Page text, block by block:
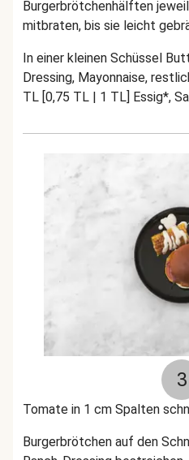
Burgerbrötchenhälften
mitbraten, bis sie leicht
In einer kleinen Schüssel
Dressing, Mayonnaise,
TL [0,75 TL | 1 TL] Essig*,
3
Tomate in 1 cm Spalten
Burgerbrötchen auf den